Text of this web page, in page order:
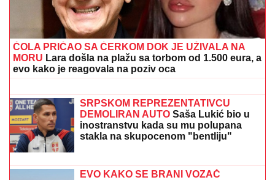
GOTOVO JE!Miljenik "grobara" objavio kraj
"ZLOČESTA, LJUBOMORNA BABA"
Dara Bubamara UZVRATILA Cakani
na prozivke, pa progovorila o dečku i
šokirala komentarom o Seki Aleksić
(VIDEO)
30 dana za ova 3 znaka konačno sve
dolazi na svoje mesto